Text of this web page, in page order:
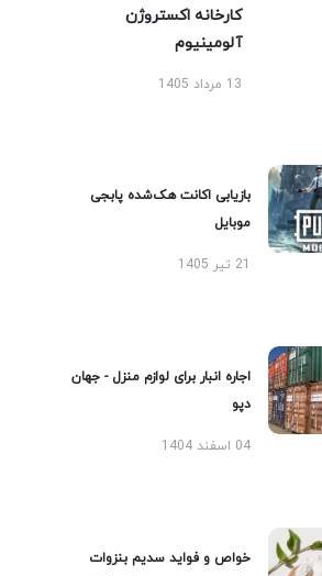
کارخانه اکستروژن
آلومینیوم
13 مرداد 1405
بازیابی اکانت هک‌شده پابجی
موبایل
21 تیر 1405
اجاره انبار برای لوازم منزل - جهان
دپو
04 اسفند 1404
خواص و فواید سدیم بنزوات